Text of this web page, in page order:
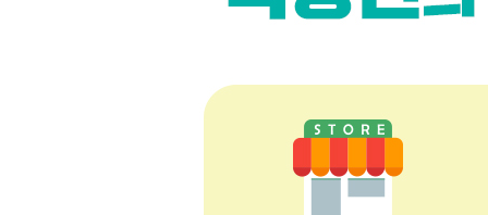
03 모텔 임장 시 필수 체크 항목
6장 직장인 모텔 실전 운영 꿀팁 대공개
01 리모델링, 인테리어 비용 최소화 방안
02 회사 다니며 운영 가능한 자동화 시스템 구축하